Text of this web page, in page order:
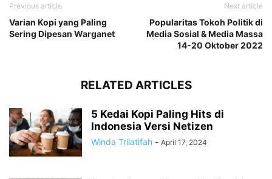
Previous article
Varian Kopi yang Paling
Sering Dipesan Warganet
Next article
Popularitas Tokoh Politik di
Media Sosial & Media Massa
14-20 Oktober 2022
RELATED ARTICLES
5 Kedai Kopi Paling Hits di
Indonesia Versi Netizen
Winda Trilatifah - April 17, 2024